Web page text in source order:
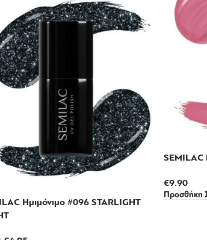
Ημιμόνιμο #096 STARLIGHT
SEMILAC
€9.90
Προσθήκη